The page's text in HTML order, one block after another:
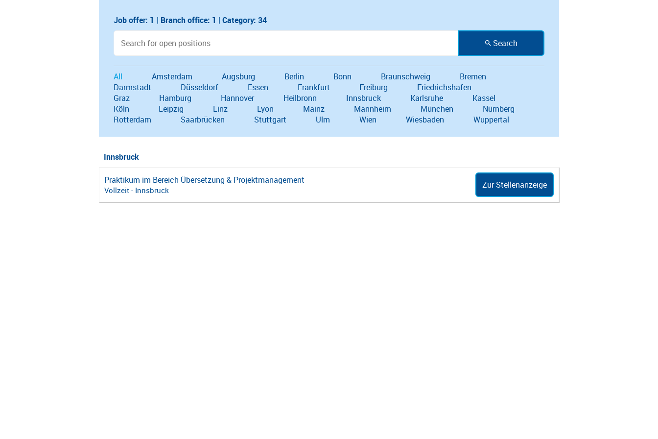
Job offer: 1 | Branch office: 1 | Category: 34
Search
All Amsterdam Augsburg Berlin Bonn Braunschweig
Bremen
Darmstadt
Düsseldorf Essen Frankfurt Freiburg
Friedrichshafen
Graz
Hamburg Hannover Heilbronn Innsbruck Karlsruhe
Kassel
Köln
Leipzig Linz Lyon Mainz Mannheim München
Nürnberg
Rotterdam
Saarbrücken Stuttgart Ulm Wien Wiesbaden Wuppertal
Innsbruck
Praktikum im Bereich Übersetzung & Projektmanagement
Vollzeit - Innsbruck Zur Stellenanzeige